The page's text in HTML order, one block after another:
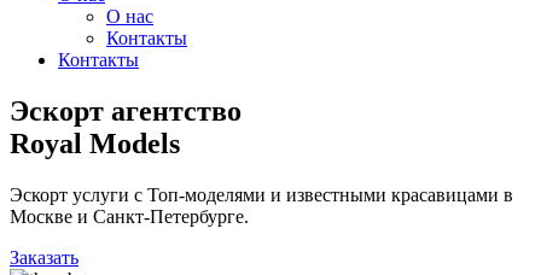
О нас
Контакты
Контакты
Эскорт агентство
Royal Models
Эскорт услуги с Топ-моделями и известными красавицами в
Москве и Санкт-Петербурге.
Заказать